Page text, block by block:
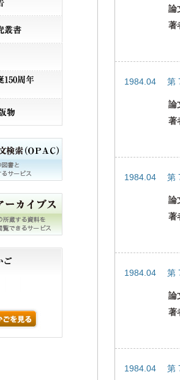
論
著
1984.04 第
論
著
1984.04 第
論
著
1984.04 第
論
著
1984.04 第